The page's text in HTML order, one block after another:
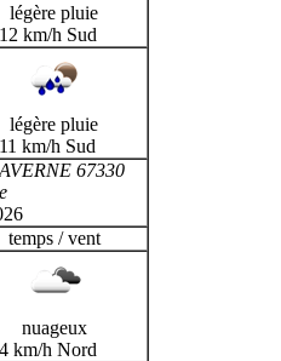
légère pluie
km/h Sud
légère pluie
km/h Sud
67330
temps / vent
nuageux
km/h Nord